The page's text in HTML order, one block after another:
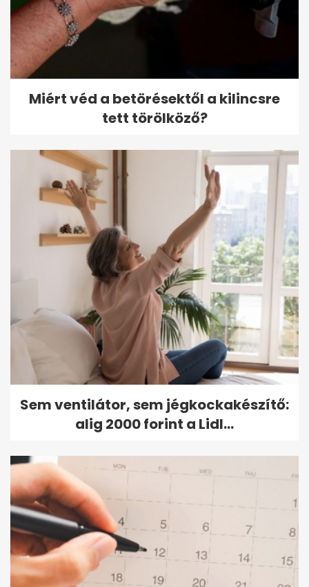
Miért véd a betörésektől a kilincsre
tett törölköző?
Sem ventilátor, sem jégkockakészítő:
alig 2000 forint a Lidl...